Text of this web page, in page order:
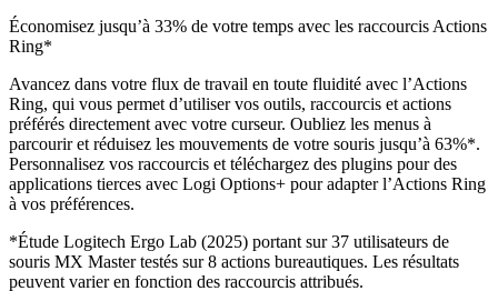
Économisez jusqu’à 33% de votre temps avec les raccourcis Actions
Ring*
Avancez dans votre flux de travail en toute fluidité avec l’Actions
Ring, qui vous permet d’utiliser vos outils, raccourcis et actions
préférés directement avec votre curseur. Oubliez les menus à
parcourir et réduisez les mouvements de votre souris jusqu’à 63%*.
Personnalisez vos raccourcis et téléchargez des plugins pour des
applications tierces avec Logi Options+ pour adapter l’Actions Ring
à vos préférences.
*Étude Logitech Ergo Lab (2025) portant sur 37 utilisateurs de
souris MX Master testés sur 8 actions bureautiques. Les résultats
peuvent varier en fonction des raccourcis attribués.